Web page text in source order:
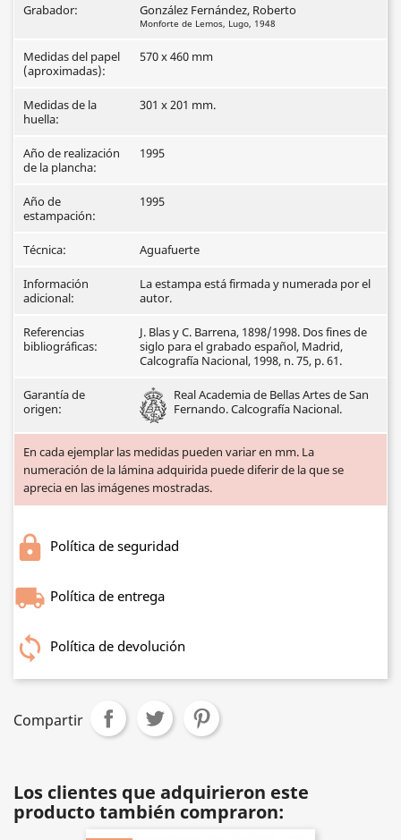
Grabador: González Fernández, Roberto
Monforte de Lemos, Lugo, 1948
Medidas del papel
(aproximadas):
570 x 460 mm
Medidas de la
huella:
301 x 201 mm.
Año de realización
de la plancha:
1995
Año de
estampación:
1995
Técnica: Aguafuerte
Información
adicional:
La estampa está firmada y numerada por el
autor.
Referencias
bibliográficas:
J. Blas y C. Barrena, 1898/1998. Dos fines de
siglo para el grabado español, Madrid,
Calcografía Nacional, 1998, n. 75, p. 61.
Garantía de
origen:
Real Academia de Bellas Artes de San
Fernando. Calcografía Nacional.
En cada ejemplar las medidas pueden variar en mm. La
numeración de la lámina adquirida puede diferir de la que se
aprecia en las imágenes mostradas.
Política de seguridad
Política de entrega
Política de devolución
Compartir
Los clientes que adquirieron este
producto también compraron: